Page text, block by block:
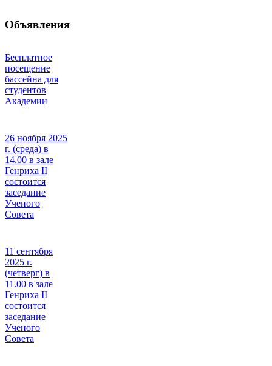
Объявления
Бесплатное
посещение
бассейна для
студентов
Академии
26 ноября 2025
г. (среда) в
14.00 в зале
Генриха II
состоится
заседание
Ученого
Совета
11 сентября
2025 г.
(четверг) в
11.00 в зале
Генриха II
состоится
заседание
Ученого
Совета